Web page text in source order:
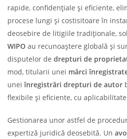
rapide, confidențiale și eficiente,
procese lungi și costisitoare în
deosebire de litigiile tradiționale,
WIPO au recunoaștere globală și
disputelor de drepturi de
mod, titularii unei mărci
uneiînregistrări drepturi de autor
flexibile și eficiente, cu
Gestionarea unor astfel de
expertiză juridică deosebită. Un